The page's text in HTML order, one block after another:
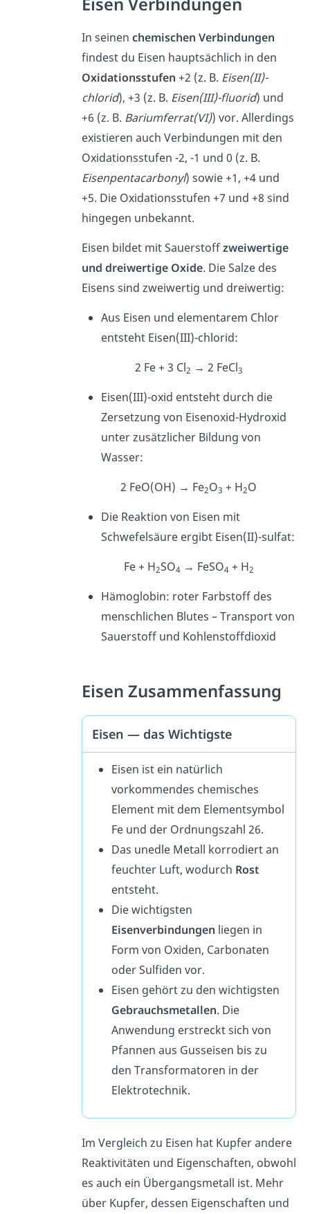
In seinen chemischen Verbindungen
findest du Eisen hauptsächlich in den
Oxidationsstufen +2 (z. B. Eisen(II)-
chlorid), +3 (z. B. Eisen(III)-fluorid) und
+6 (z. B. Bariumferrat(VI)) vor. Allerdings
existieren auch Verbindungen mit den
Oxidationsstufen -2, -1 und 0 (z. B.
Eisenpentacarbonyl) sowie +1, +4 und
+5. Die Oxidationsstufen +7 und +8 sind
hingegen unbekannt.
Eisen bildet mit Sauerstoffzweiwertige
und dreiwertige Oxide. Die Salze des
Eisens sind zweiwertig und dreiwertig:
Aus Eisen und elementarem Chlor
entsteht Eisen(III)-chlorid:
2 Fe + 3 Cl2 → 2 FeCl3
Eisen(III)-oxid entsteht durch die
Zersetzung von Eisenoxid-Hydroxid
unter zusätzlicher Bildung von
Wasser:
2 FeO(OH) → Fe2O3 + H2O
Die Reaktion von Eisen mit
Schwefelsäure ergibt Eisen(II)-sulfat:
Fe + H2SO4 → FeSO4 + H2
Hämoglobin: roter Farbstoff des
menschlichen Blutes – Transport von
Sauerstoff und Kohlenstoffdioxid
Eisen Zusammenfassung
Eisen — das Wichtigste
Eisen ist ein natürlich
vorkommendes chemisches
Element mit dem Elementsymbol
Fe und der Ordnungszahl 26.
Das unedle Metall korrodiert an
feuchter Luft, wodurch Rost
entsteht.
Die wichtigsten
Eisenverbindungen liegen in
Form von Oxiden, Carbonaten
oder Sulfiden vor.
Eisen gehört zu den wichtigsten
Gebrauchsmetallen. Die
Anwendung erstreckt sich von
Pfannen aus Gusseisen bis zu
den Transformatoren in der
Elektrotechnik.
Im Vergleich zu Eisen hat Kupfer andere
Reaktivitäten und Eigenschaften, obwohl
es auch ein Übergangsmetall ist. Mehr
über Kupfer, dessen Eigenschaften und